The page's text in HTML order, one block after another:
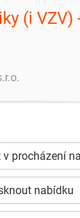
(i VZV)
v procházení
nabídku